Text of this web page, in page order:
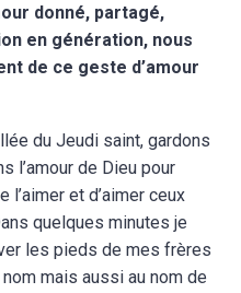
donné, partagé,
en génération, nous
de ce geste d’amour
du Jeudi saint, gardons
l’amour de Dieu pour
l’aimer et d’aimer ceux
quelques minutes je
les pieds de mes frères
mais aussi au nom de